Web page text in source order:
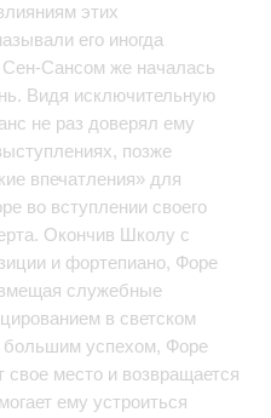
этих
его иногда
Сансом же началась
Видя исключительную
не раз доверял ему
позже
впечатления» для
во вступлении своего
Окончив Школу с
и фортепиано, Форе
служебные
в светском
большим успехом, Форе
свое место и возвращается
ему устроиться